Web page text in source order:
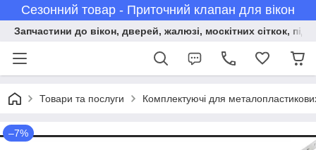
Сезонний товар - Приточний клапан для вікон
Запчастини до вікон, дверей, жалюзі, москітних сіткок,
Товари та послуги Комплектуючі для
–7%